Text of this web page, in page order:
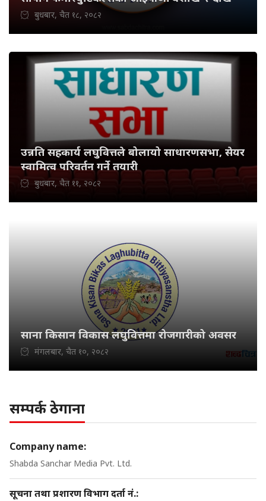
बुधबार, चैत १८, २०८२
उन्नति सहकार्य लघुवित्तले बोलायो साधारणसभा, सेयर
स्वामित्व परिवर्तन गर्ने तयारी
बुधबार, चैत ११, २०८२
साना किसान विकास लघुवित्तमा रोजगारीको अवसर
मंगलबार, चैत १०, २०८२
सम्पर्क ठेगाना
Company name:
Shabda Sanchar Media Pvt. Ltd.
सूचना तथा प्रशारण विभाग दर्ता नं.: